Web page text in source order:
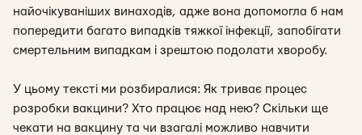
найочікуваніших винаходів, адже вона допомогла б нам
попередити багато випадків тяжкої інфекції, запобігати
смертельним випадкам і зрештою подолати хворобу.
У цьому тексті ми розбиралися: Як триває процес
розробки вакцини? Хто працює над нею? Скільки ще
чекати на вакцину та чи взагалі можливо навчити